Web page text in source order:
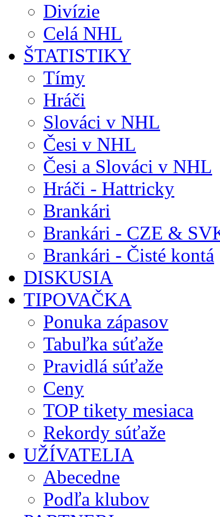
Divízie
Celá NHL
ŠTATISTIKY
Tímy
Hráči
Slováci v NHL
Česi v NHL
Česi a Slováci v NHL
Hráči - Hattricky
Brankári
Brankári - CZE &
Brankári - Čisté kontá
DISKUSIA
TIPOVAČKA
Ponuka zápasov
Tabuľka súťaže
Pravidlá súťaže
Ceny
TOP tikety mesiaca
Rekordy súťaže
UŽÍVATELIA
Abecedne
Podľa klubov